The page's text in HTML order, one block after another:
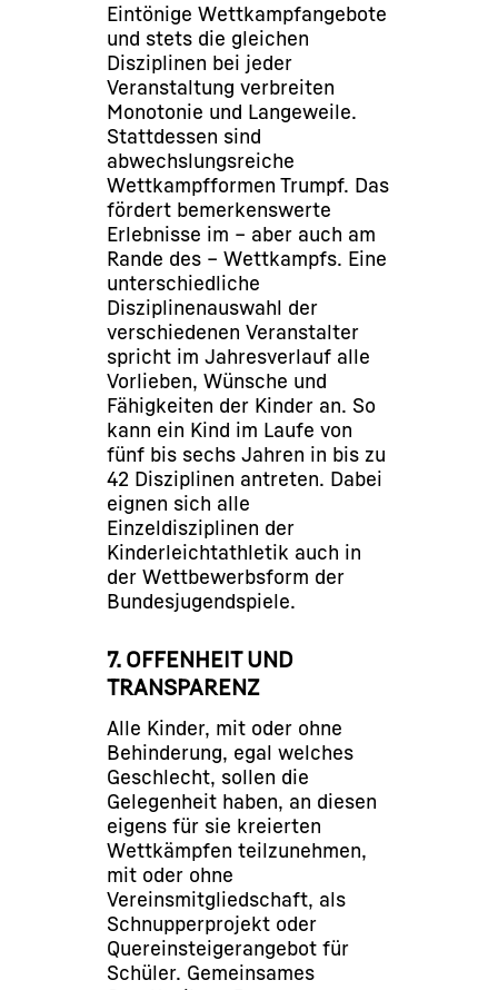
Eintönige Wettkampfangebote
und stets die gleichen
Disziplinen bei jeder
Veranstaltung verbreiten
Monotonie und Langeweile.
Stattdessen sind
abwechslungsreiche
Wettkampfformen Trumpf. Das
fördert bemerkenswerte
Erlebnisse im – aber auch am
Rande des – Wettkampfs. Eine
unterschiedliche
Disziplinenauswahl der
verschiedenen Veranstalter
spricht im Jahresverlauf alle
Vorlieben, Wünsche und
Fähigkeiten der Kinder an. So
kann ein Kind im Laufe von
fünf bis sechs Jahren in bis zu
42 Disziplinen antreten. Dabei
eignen sich alle
Einzeldisziplinen der
Kinderleichtathletik auch in
der Wettbewerbsform der
Bundesjugendspiele.
7. OFFENHEIT UND
TRANSPARENZ
Alle Kinder, mit oder ohne
Behinderung, egal welches
Geschlecht, sollen die
Gelegenheit haben, an diesen
eigens für sie kreierten
Wettkämpfen teilzunehmen,
mit oder ohne
Vereinsmitgliedschaft, als
Schnupperprojekt oder
Quereinsteigerangebot für
Schüler. Gemeinsames